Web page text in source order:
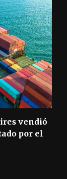
vendió
por el